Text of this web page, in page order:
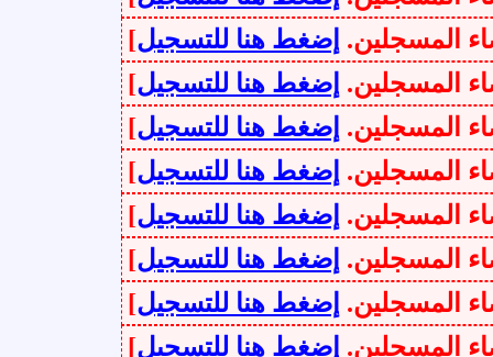
إضغط هنا للتسجيل]
إضغط هنا للتسجيل]
إضغط هنا للتسجيل]
إضغط هنا للتسجيل]
إضغط هنا للتسجيل]
إضغط هنا للتسجيل]
إضغط هنا للتسجيل]
إضغط هنا للتسجيل]